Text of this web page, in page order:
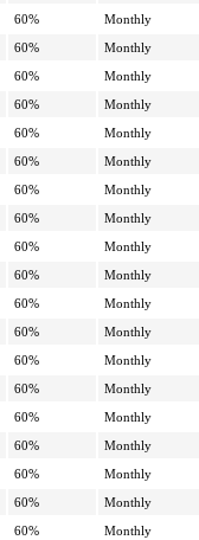
60%
Monthly
60%
Monthly
60%
Monthly
60%
Monthly
60%
Monthly
60%
Monthly
60%
Monthly
60%
Monthly
60%
Monthly
60%
Monthly
60%
Monthly
60%
Monthly
60%
Monthly
60%
Monthly
60%
Monthly
60%
Monthly
60%
Monthly
60%
Monthly
60%
Monthly